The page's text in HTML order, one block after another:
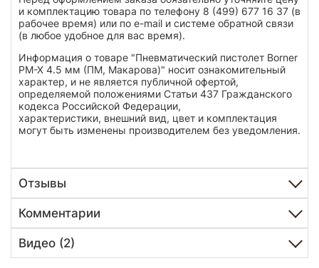
и комплектацию товара по телефону 8 (499) 677 16 37 (в
рабочее время) или по e-mail и системе обратной связи
(в любое удобное для вас время).
Информация о товаре "Пневматический пистолет Borner
PM-X 4.5 мм (ПМ, Макарова)" носит ознакомительный
характер, и не является публичной офертой,
определяемой положениями Статьи 437 Гражданского
кодекса Российской Федерации,
характеристики, внешний вид, цвет и комплектация
могут быть изменены производителем без уведомления.
Отзывы
Комментарии
Видео (2)